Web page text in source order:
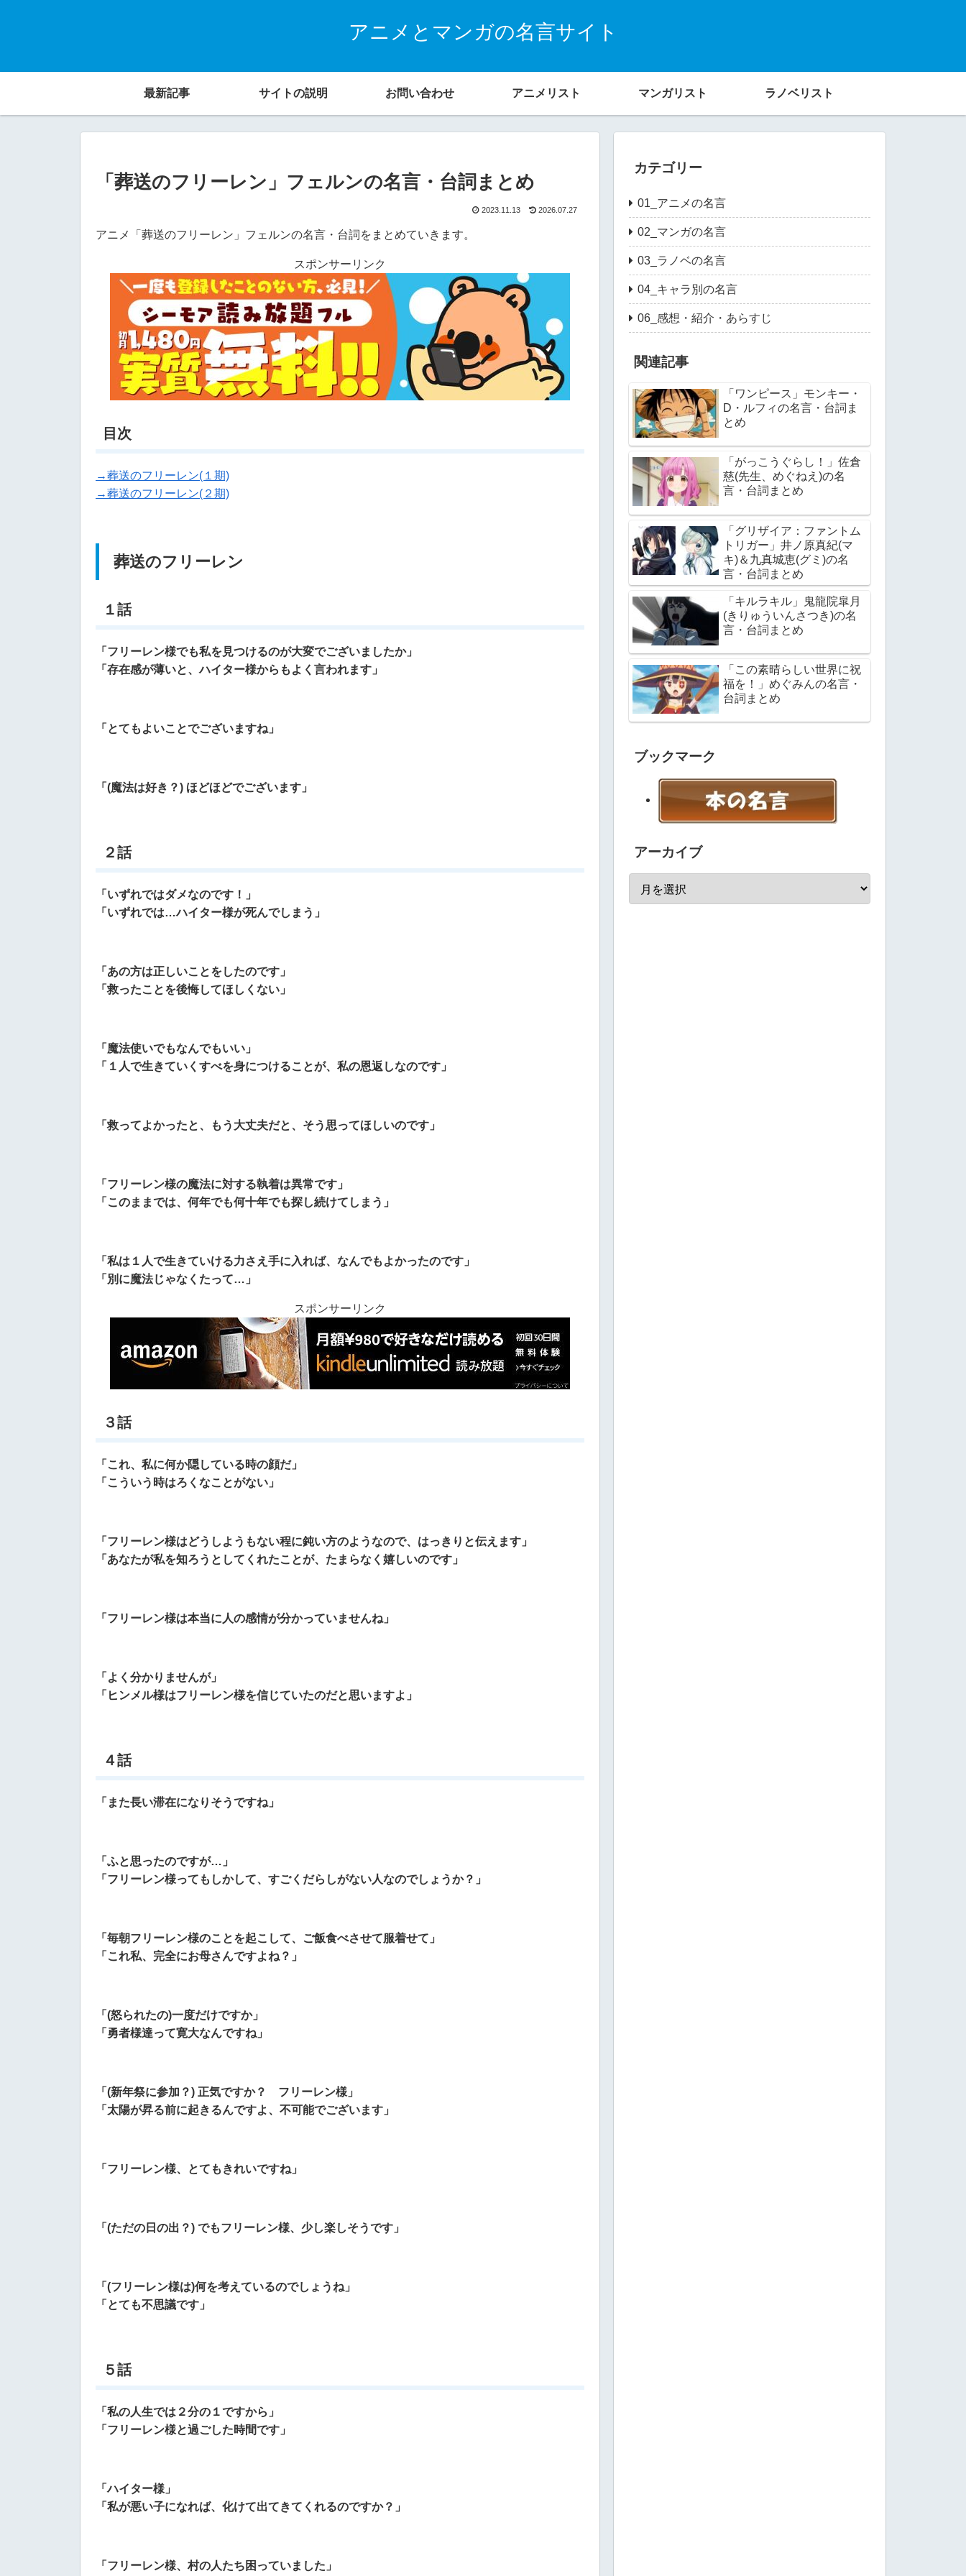
アニメとマンガの名言サイト
最新記事 サイトの説明 お問い合わせ アニメリスト マンガリスト ラノベリスト
「葬送のフリーレン」フェルンの名言・台詞まとめ
2023.11.13 2026.07.27
アニメ「葬送のフリーレン」フェルンの名言・台詞をまとめていきます。
スポンサーリンク
目次
→葬送のフリーレン(１期)
→葬送のフリーレン(２期)
葬送のフリーレン
１話
「フリーレン様でも私を見つけるのが大変でございましたか」
「存在感が薄いと、ハイター様からもよく言われます」
「とてもよいことでございますね」
「(魔法は好き？) ほどほどでございます」
２話
「いずれではダメなのです！」
「いずれでは…ハイター様が死んでしまう」
「あの方は正しいことをしたのです」
「救ったことを後悔してほしくない」
「魔法使いでもなんでもいい」
「１人で生きていくすべを身につけることが、私の恩返しなのです」
「救ってよかったと、もう大丈夫だと、そう思ってほしいのです」
「フリーレン様の魔法に対する執着は異常です」
「このままでは、何年でも何十年でも探し続けてしまう」
「私は１人で生きていける力さえ手に入れば、なんでもよかったのです」
「別に魔法じゃなくたって…」
スポンサーリンク
３話
「これ、私に何か隠している時の顔だ」
「こういう時はろくなことがない」
「フリーレン様はどうしようもない程に鈍い方のようなので、はっきりと伝えます」
「あなたが私を知ろうとしてくれたことが、たまらなく嬉しいのです」
「フリーレン様は本当に人の感情が分かっていませんね」
「よく分かりませんが」
「ヒンメル様はフリーレン様を信じていたのだと思いますよ」
４話
「また長い滞在になりそうですね」
「ふと思ったのですが…」
「フリーレン様ってもしかして、すごくだらしがない人なのでしょうか？」
「毎朝フリーレン様のことを起こして、ご飯食べさせて服着せて」
「これ私、完全にお母さんですよね？」
「(怒られたの)一度だけですか」
「勇者様達って寛大なんですね」
「(新年祭に参加？) 正気ですか？ フリーレン様」
「太陽が昇る前に起きるんですよ、不可能でございます」
「フリーレン様、とてもきれいですね」
「(ただの日の出？) でもフリーレン様、少し楽しそうです」
「(フリーレン様は)何を考えているのでしょうね」
「とても不思議です」
５話
「私の人生では２分の１ですから」
「フリーレン様と過ごした時間です」
「ハイター様」
「私が悪い子になれば、化けて出てきてくれるのですか？」
「フリーレン様、村の人たち困っていました」
カテゴリー
01_アニメの名言
02_マンガの名言
03_ラノベの名言
04_キャラ別の名言
06_感想・紹介・あらすじ
関連記事
「ワンピース」モンキー・
D・ルフィの名言・台詞ま
とめ
「がっこうぐらし！」佐倉
慈(先生、めぐねえ)の名
言・台詞まとめ
「グリザイア：ファントム
トリガー」井ノ原真紀(マ
キ)＆九真城恵(グミ)の名
言・台詞まとめ
「キルラキル」鬼龍院皐月
(きりゅういんさつき)の名
言・台詞まとめ
「この素晴らしい世界に祝
福を！」めぐみんの名言・
台詞まとめ
ブックマーク
アーカイブ